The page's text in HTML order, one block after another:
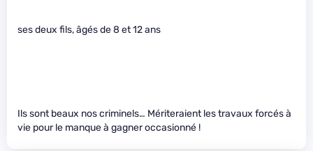
ses deux fils, âgés de 8 et 12 ans
Ils sont beaux nos criminels… Mériteraient les travaux forcés à
vie pour le manque à gagner occasionné !